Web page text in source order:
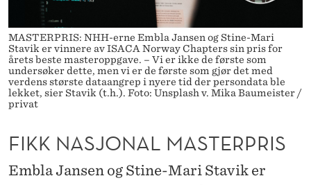
S
J
O
N
L
M
E
N
Y
T
Om Bulletin
MASTERPRIS: NHH-erne Embla Jansen og Stine-Mari
Stavik er vinnere av ISACA Norway Chapters sin pris for
årets beste masteroppgave. – Vi er ikke de første som
undersøker dette, men vi er de første som gjør det med
verdens største dataangrep i nyere tid der persondata ble
lekket, sier Stavik (t.h.). Foto: Unsplash v. Mika Baumeister /
privat
FIKK NASJONAL MASTERPRIS
Embla Jansen og Stine-Mari Stavik er